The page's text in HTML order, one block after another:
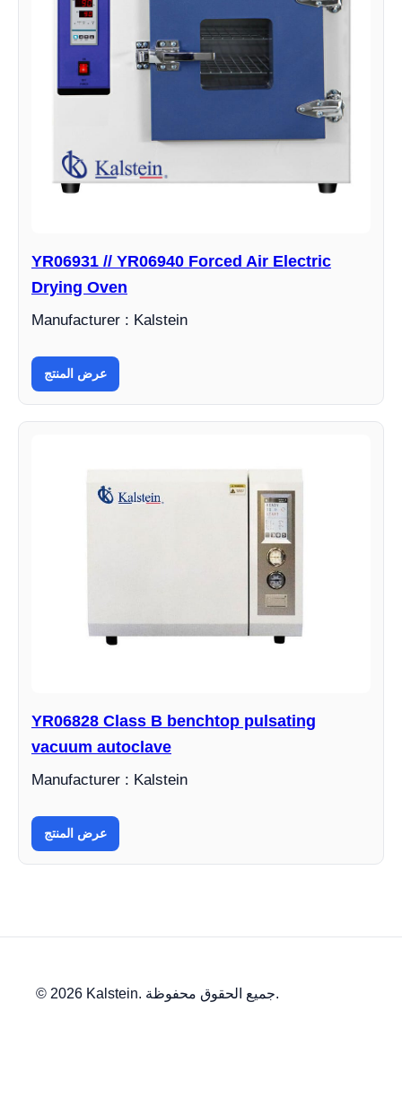
YR06931 // YR06940 Forced Air Electric
Drying Oven
Manufacturer : Kalstein
عرض المنتج
YR06828 Class B benchtop pulsating
vacuum autoclave
Manufacturer : Kalstein
عرض المنتج
© 2026 Kalstein. جميع الحقوق محفوظة.